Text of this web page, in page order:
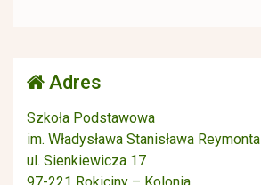
Adres
Szkoła Podstawowa
im. Władysława Stanisława Reymonta
ul. Sienkiewicza 17